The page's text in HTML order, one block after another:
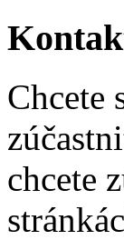
Chcete
chcete